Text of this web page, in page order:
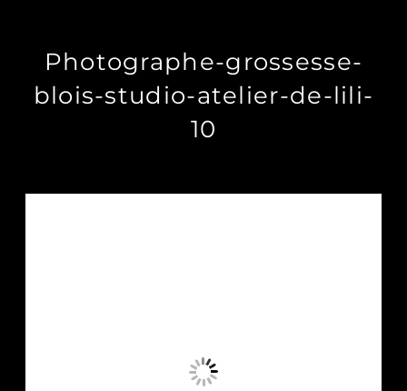
Photographe-grossesse-
blois-studio-atelier-de-lili-
10